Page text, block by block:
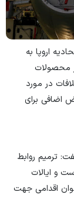
اروپا به
میلیارد دلار از محصولات
در مورد
اضافی برای
ترمیم روابط
و ایالات
اقدامی جهت